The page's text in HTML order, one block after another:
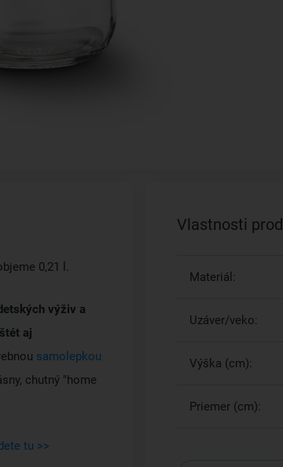
0,21 l.
výživ a
aj
samolepkou
chutný "home
tu >>
Vlastnosti
Materiál:
Uzáver/veko:
Výška (cm):
Priemer (cm):